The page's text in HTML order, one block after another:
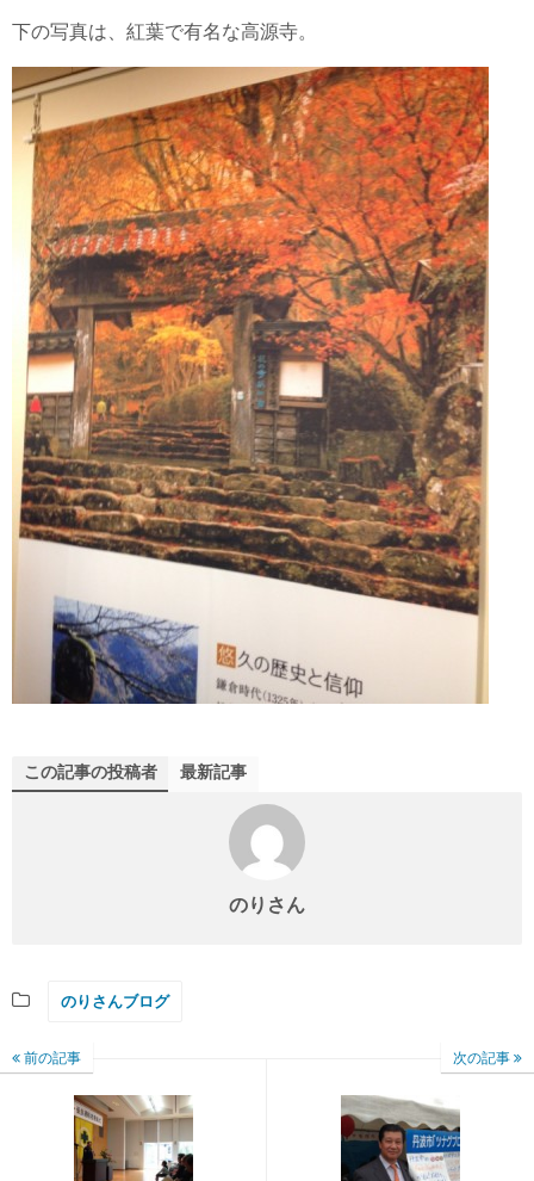
下の写真は、紅葉で有名な高源寺。
この記事の投稿者 最新記事
のりさん
のりさんブログ
前の記事 次の記事